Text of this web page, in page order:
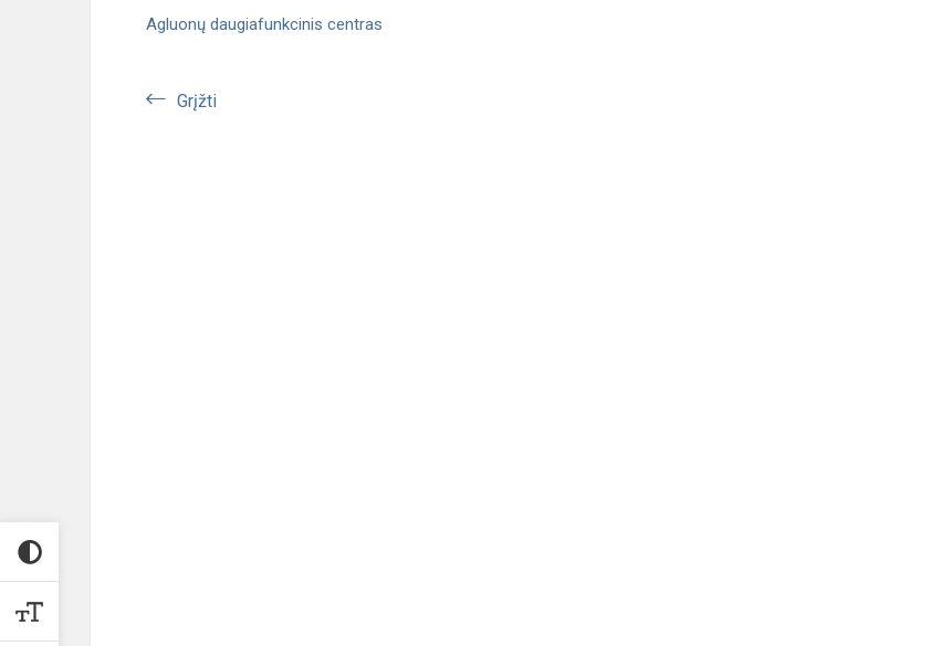
Agluonų daugiafunkcinis centras
Grįžti